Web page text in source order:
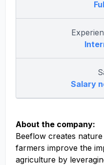
Salary
About the company:
Beeflow creates
farmers improve the
agriculture by